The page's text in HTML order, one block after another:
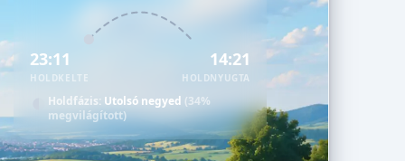
23:11
HOLDKELTE
14:21
HOLDNYUGTA
Holdfázis: Utolsó negyed (34%
megvilágított)